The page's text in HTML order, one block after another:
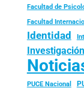
Facultad de
Facultad
Identidad
Investigación
PUCE Nacional